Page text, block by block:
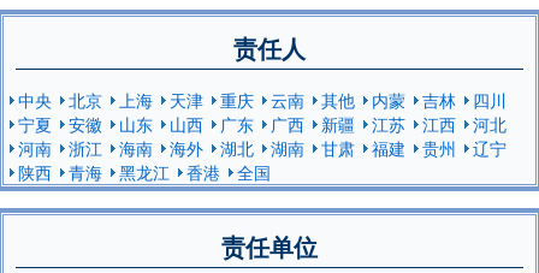
责任人
中央 北京 上海 天津 重庆 云南 其他 内蒙 吉林
四川
宁夏
安徽 山东 山西 广东 广西 新疆 江苏 江西
河北
河南
浙江 海南 海外 湖北 湖南 甘肃 福建 贵州
辽宁
陕西
青海 黑龙江 香港 全国
责任单位